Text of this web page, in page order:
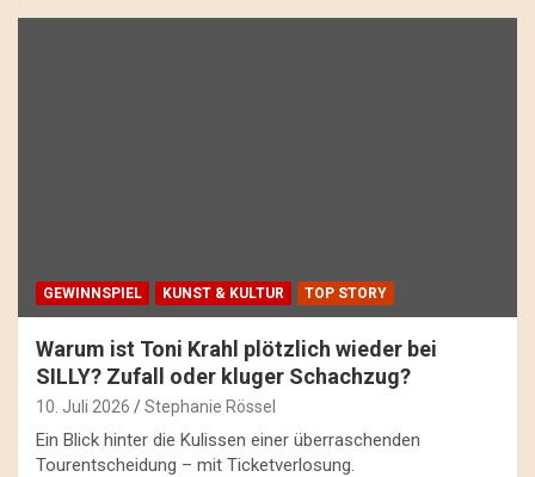
GEWINNSPIEL KUNST & KULTUR TOP STORY
Warum ist Toni Krahl plötzlich wieder bei
SILLY? Zufall oder kluger Schachzug?
10. Juli 2026 Stephanie Rössel
Ein Blick hinter die Kulissen einer überraschenden
Tourentscheidung – mit Ticketverlosung.